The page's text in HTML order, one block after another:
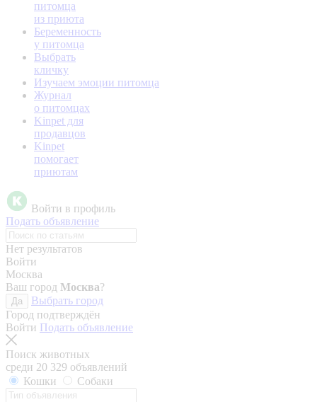
питомца
из приюта
Беременность
у питомца
Выбрать
кличку
Изучаем эмоции питомца
Журнал
о питомцах
Kinpet для
продавцов
Kinpet
помогает
приютам
Войти в профиль
Подать объявление
Нет результатов
Войти
Москва
Ваш город Москва?
Да
Выбрать город
Город подтверждён
Войти Подать объявление
Поиск животных
среди 20 329 объявлений
Кошки
Собаки